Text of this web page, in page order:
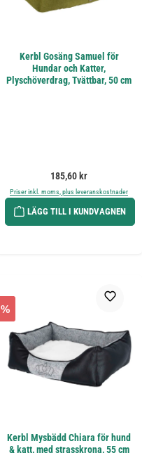
Kerbl Gosäng Samuel för
Hundar och Katter,
Plyschöverdrag, Tvättbar, 50 cm
Ordinarie pris:
185,60 kr
Priser inkl. moms, plus leveranskostnader
LÄGG TILL I KUNDVAGNEN
%
Kerbl Mysbädd Chiara för hund
& katt, med strasskrona, 55 cm